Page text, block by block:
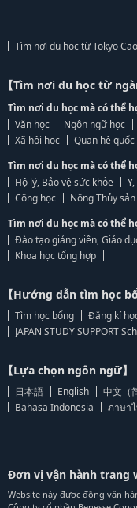
Tìm nơi du học từ Tokyo
【Tìm nơi du học từ
Tìm nơi du học mà có thể
Văn học
Ngôn ngữ học
Xã hội học
Quan hệ
Tìm nơi du học mà có thể
Hộ lý, Bảo vệ sức khỏe
Công học
Nông Thủy sản
Tìm nơi du học mà có thể
Đào tạo giảng viên, Giáo
Khoa học tổng hợp
【Hướng dẫn tìm học
Tìm học bổng
Đăng kí
JAPAN STUDY SUPPORT
【Lựa chọn ngôn ngữ】
日本語 English 中文（
Bahasa Indonesia
ภาษา
Đơn vị vận hành trang
Website này được đồng vận